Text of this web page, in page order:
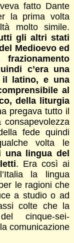
fatto Dante
la prima volta
molto simile.
gli altri stati
Medioevo ed
c’era una
il latino, e una
al
della liturgia
pregava tutto il
fede quindi
volta le
una lingua del
. Era così ai
la lingua
le ragioni che
a studio o ad
colte che la
cinque-sei-
comunicazione